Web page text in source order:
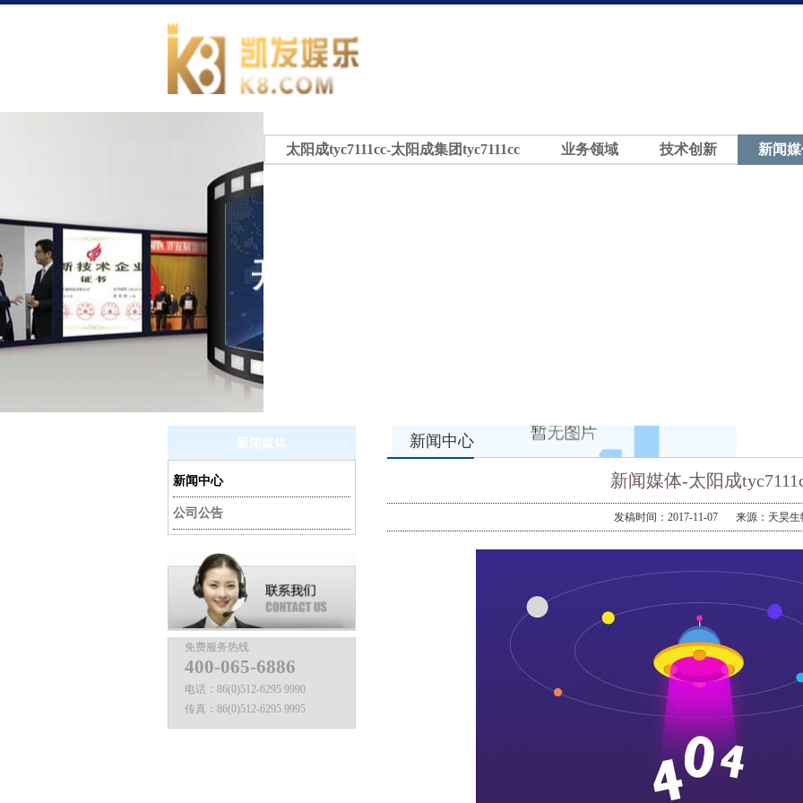
太阳成tyc7111cc-太阳成集团tyc7111cc 业务领域 技术创新 新闻
新闻媒体
新闻中心
公司公告
免费服务热线
400-065-6886
电话： 86(0)512-6295 9990
传真： 86(0)512-6295 9995
新闻中心
新闻媒体-太阳成
发稿时间：2017-11-07 来源：天昊生